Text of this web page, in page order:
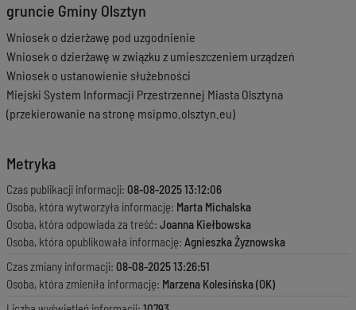
gruncie Gminy Olsztyn
Wniosek o dzierżawę pod uzgodnienie
Wniosek o dzierżawę w związku z umieszczeniem urządzeń
Wniosek o ustanowienie służebności
Miejski System Informacji Przestrzennej Miasta Olsztyna
(przekierowanie na stronę msipmo.olsztyn.eu)
Metryka
Czas publikacji informacji: 08-08-2025 13:12:06
Osoba, która wytworzyła informację: Marta Michalska
Osoba, która odpowiada za treść: Joanna Kiełbowska
Osoba, która opublikowała informację: Agnieszka Żyznowska
Czas zmiany informacji: 08-08-2025 13:26:51
Osoba, która zmieniła informację: Marzena Kolesińska (OK)